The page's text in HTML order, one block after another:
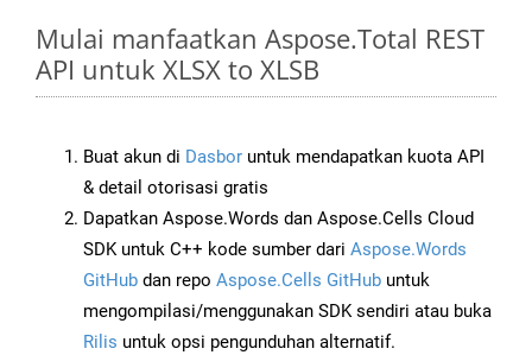
Mulai manfaatkan Aspose.Total REST
API untuk XLSX to XLSB
Buat akun di Dasbor untuk mendapatkan kuota API
& detail otorisasi gratis
Dapatkan Aspose.Words dan Aspose.Cells Cloud
SDK untuk C++ kode sumber dari Aspose.Words
GitHub dan repo Aspose.Cells GitHub untuk
mengompilasi/menggunakan SDK sendiri atau buka
Rilis untuk opsi pengunduhan alternatif.